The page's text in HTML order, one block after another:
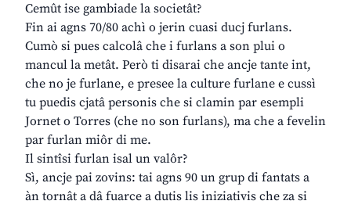
Cemût ise gambiade la societât?
Fin ai agns 70/80 achì o jerin cuasi ducj furlans.
Cumò si pues calcolâ che i furlans a son plui o
mancul la metât. Però ti disarai che ancje tante int,
che no je furlane, e presee la culture furlane e cussì
tu puedis cjatâ personis che si clamin par esempli
Jornet o Torres (che no son furlans), ma che a fevelin
par furlan miôr di me.
Il sintîsi furlan isal un valôr?
Sì, ancje pai zovins: tai agns 90 un grup di fantats a
àn tornât a dâ fuarce a dutis lis iniziativis che za si